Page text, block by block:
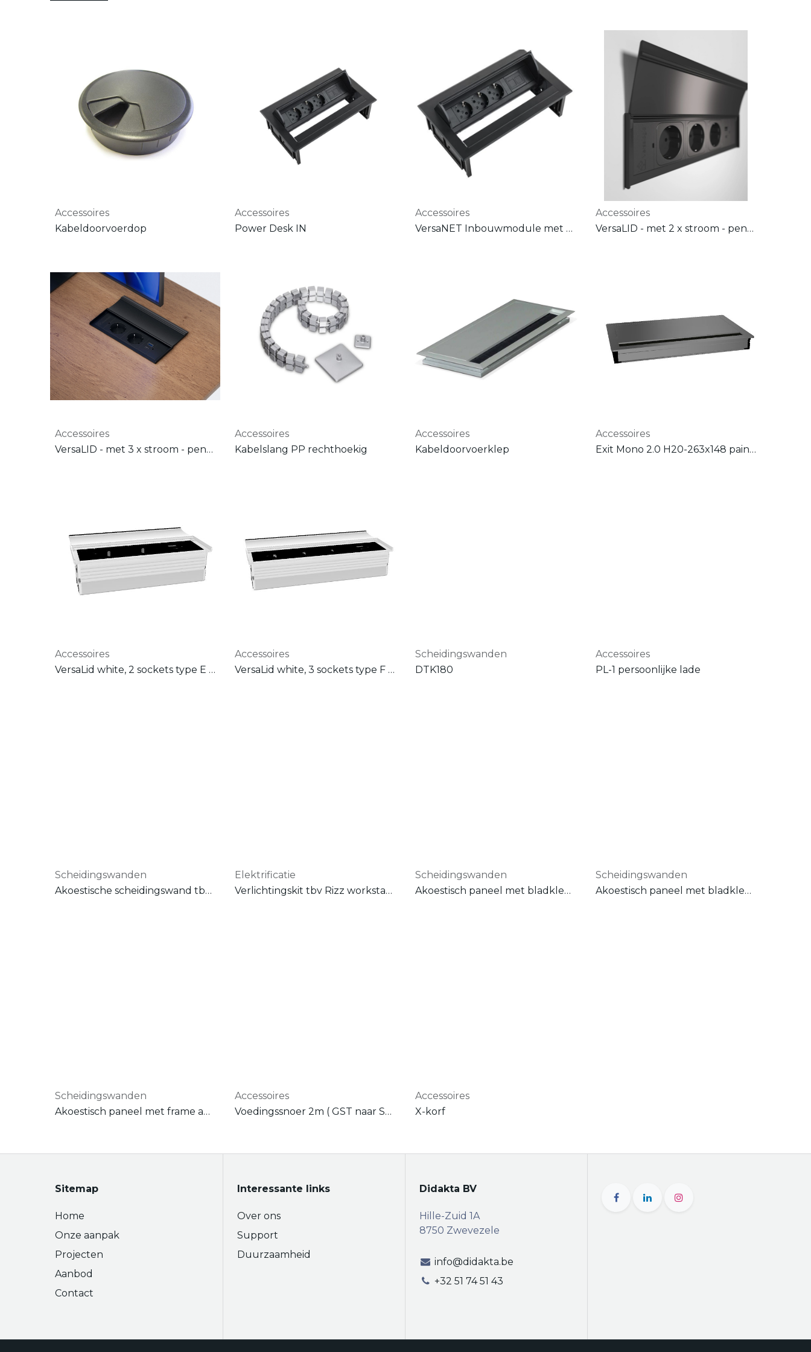
Accessoires
Kabeldoorvoerdop
Accessoires
Power Desk IN
Accessoires
VersaNET Inbouwmodule met 3x stroom 240V - Met BE/FR penaarde - INCLUSIEF 2m voedingssnoer - WIT
Accessoires
VersaLID - met 2 x stroom - penaarde ( Wit - zwart - alu )
Accessoires
VersaLID - met 3 x stroom - penaarde ( Wit - zwart - alu )
Accessoires
Kabelslang PP rechthoekig
Accessoires
Kabeldoorvoerklep
Accessoires
Exit Mono 2.0 H20-263x148 painted aluminum
Accessoires
VersaLid white, 2 sockets type E + 1 USB 5v (A+C)+ power cable gst 500 mm
Accessoires
VersaLid white, 3 sockets type F + 1 USB 5v (A+C)+ power cable gst 500 mm
Scheidingswanden
DTK180
Accessoires
PL-1 persoonlijke lade
Scheidingswanden
Akoestische scheidingswand tbv Rizz workstation
Elektrificatie
Verlichtingskit tbv Rizz workstation
Scheidingswanden
Akoestisch paneel met bladklem A
Scheidingswanden
Akoestisch paneel met bladklem B
Scheidingswanden
Akoestisch paneel met frame adapter voor duo-bureau
Accessoires
Voedingssnoer 2m ( GST naar Stekker )
Accessoires
X-korf
Sitemap
Home
Onze aanpak
Projecten
Aanbod
Contact
Interessante links
Over ons
Support
Duurzaamheid
Didakta BV
Hille-Zuid 1A
8750 Zwevezele
info@didakta.be
+32 51 74 51 43